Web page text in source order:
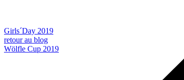
Girls´Day 2019
retour au blog
Wölfle Cup 2019